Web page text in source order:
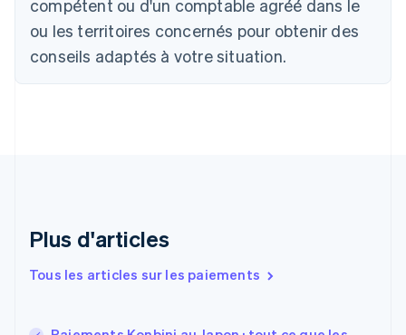
compétent ou d'un comptable agréé dans le
ou les territoires concernés pour obtenir des
conseils adaptés à votre situation.
Plus d'articles
Tous les articles sur les paiements
Chine continentale
简体中文English
Español English
English